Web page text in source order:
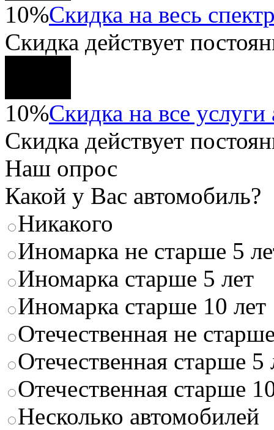
10%Скидка на весь
Скидка действует
10%Скидка на все
Скидка действует
Наш опрос
Какой у Вас автомобиль?
Никакого
Иномарка не старше 5
Иномарка старше 5 лет
Иномарка старше 10 лет
Отечественная не
Отечественная старше 5
Отечественная старше
Несколько автомобилей